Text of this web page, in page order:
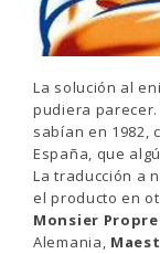
La solución al
pudiera
sabían en 1982,
España, que
La traducción a
el producto en
Monsier Propre
Alemania,